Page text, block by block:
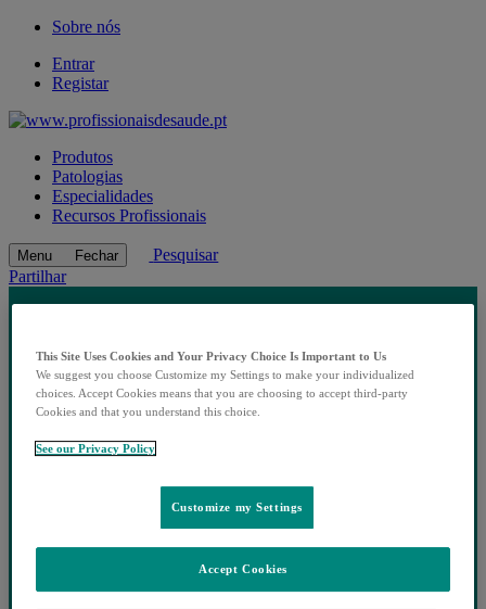
Sobre nós
Entrar
Registar
Produtos
Patologias
Especialidades
Recursos Profissionais
Menu Fechar
Pesquisar
Partilhar
This Site Uses Cookies and Your Privacy Choice Is Important to Us
We suggest you choose Customize my Settings to make your individualized
choices. Accept Cookies means that you are choosing to accept third-party
Cookies and that you understand this choice.
See our Privacy Policy
Customize my Settings
Accept Cookies